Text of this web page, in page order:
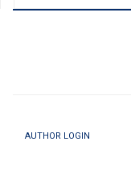
AUTHOR LOGIN